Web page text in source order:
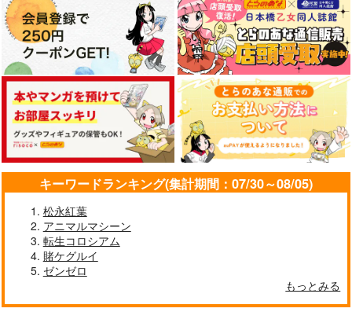
キーワードランキング(集計期間：07/30～08/05)
松永紅葉
アニマルマシーン
転生コロシアム
賭ケグルイ
ゼンゼロ
もっとみる